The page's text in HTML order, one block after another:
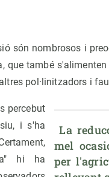
són nombrosos i
que també
pol·linitzadors i
La reducció de la població d'abelles de la
mel
per
percebut
i s'ha
hi ha